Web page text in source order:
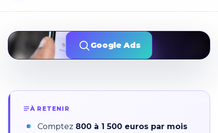
Google Ads
À RETENIR
Comptez 800 à 1 500 euros par mois